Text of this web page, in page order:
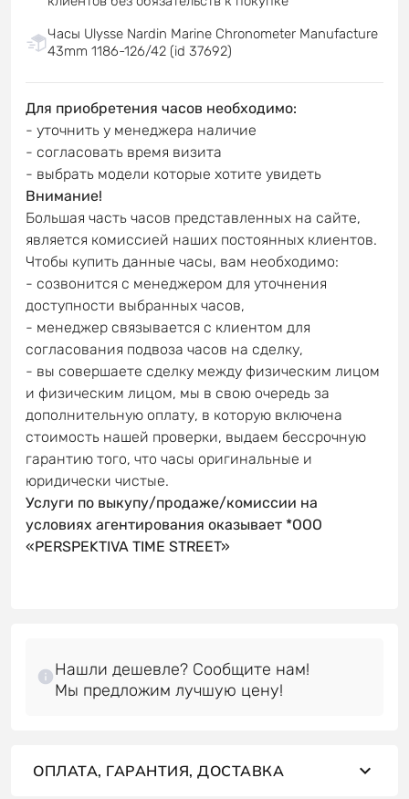
Часы Ulysse Nardin Marine Chronometer Manufacture
43mm 1186-126/42 (id 37692)
Для приобретения часов необходимо:
- уточнить у менеджера наличие
- согласовать время визита
- выбрать модели которые хотите увидеть
Внимание!
Большая часть часов представленных на сайте,
является комиссией наших постоянных клиентов.
Чтобы купить данные часы, вам необходимо:
- созвонится с менеджером для уточнения
доступности выбранных часов,
- менеджер связывается с клиентом для
согласования подвоза часов на сделку,
- вы совершаете сделку между физическим лицом
и физическим лицом, мы в свою очередь за
дополнительную оплату, в которую включена
стоимость нашей проверки, выдаем бессрочную
гарантию того, что часы оригинальные и
юридически чистые.
Услуги по выкупу/продаже/комиссии на
условиях агентирования оказывает *OOO
«PERSPEKTIVA TIME STREET»
Нашли дешевле? Сообщите нам!
ОПЛАТА, ГАРАНТИЯ, ДОСТАВКА